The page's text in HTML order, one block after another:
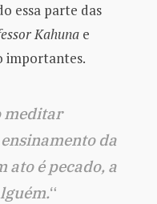
essa parte das
Kahuna e
importantes.
meditar
da
ato é pecado, a
“